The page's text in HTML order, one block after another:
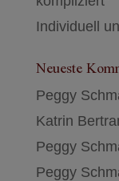
Individuell
Neueste
Peggy
Katrin
Peggy
Peggy